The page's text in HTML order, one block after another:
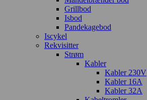
Grillbod
Isbod
Pandekagebod
Iscykel
Rekvisitter
Strøm
Kabler
Kabler 230V
Kabler 16A
Kabler 32A